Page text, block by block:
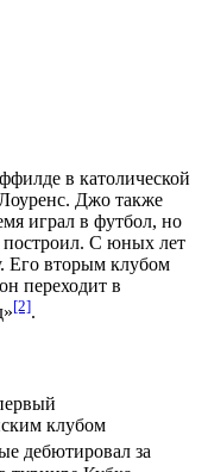
в католической
Джо также
играл в футбол, но
построил. С юных лет
Его вторым клубом
переходит в
»[2].
клубом
дебютировал за